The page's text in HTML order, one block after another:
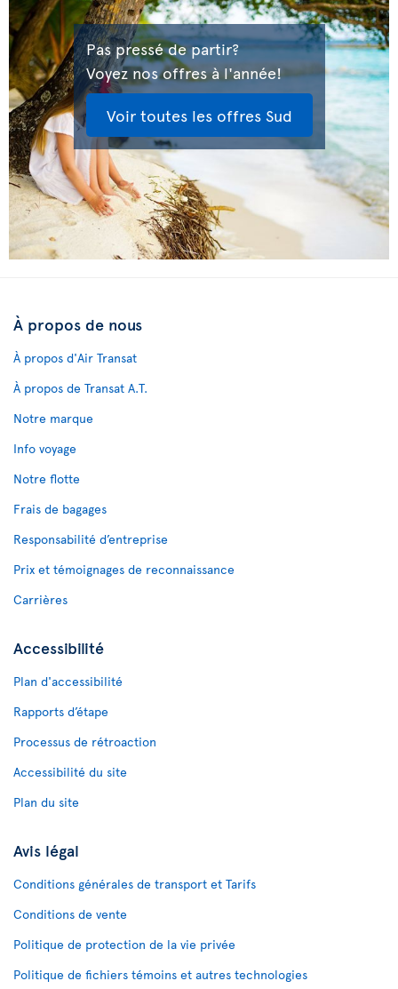
Pas pressé de partir?
Voyez nos offres à l'année!
Voir toutes les offres Sud
À propos de nous
À propos d'Air Transat
À propos de Transat A.T.
Notre marque
Info voyage
Notre flotte
Frais de bagages
Responsabilité d’entreprise
Prix et témoignages de reconnaissance
Carrières
Accessibilité
Plan d'accessibilité
Rapports d’étape
Processus de rétroaction
Accessibilité du site
Plan du site
Avis légal
Conditions générales de transport et Tarifs
Conditions de vente
Politique de protection de la vie privée
Politique de fichiers témoins et autres technologies